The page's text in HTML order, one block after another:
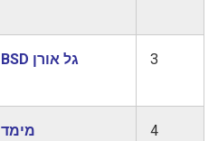
3 גל אורן BSD
4 מימד